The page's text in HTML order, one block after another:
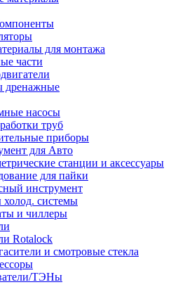
для монтажа
части
дренажные
насосы
труб
приборы
для Авто
станции и аксессуары
для пайки
инструмент
системы
и чиллеры
Rotalock
и смотровые стекла
ТЭНы